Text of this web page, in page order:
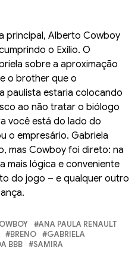
principal, Alberto Cowboy
o Exílio. O
sobre a aproximação
o brother que o
paulista estaria colocando
ao não tratar o biólogo
você está do lado do
o empresário. Gabriela
mas Cowboy foi direto: na
mais lógica e conveniente
do jogo – e qualquer outro
ANA PAULA RENAULT
BRENO
GABRIELA
BBB SAMIRA